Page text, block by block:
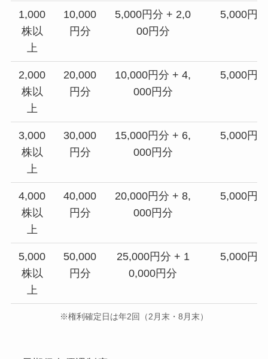
1,000
株以
上
10,000
円分
5,000円分 + 2,0
00円分
5,000円
2,000
株以
上
20,000
円分
10,000円分 + 4,
000円分
5,000円
3,000
株以
上
30,000
円分
15,000円分 + 6,
000円分
5,000円
4,000
株以
上
40,000
円分
20,000円分 + 8,
000円分
5,000円
5,000
株以
上
50,000
円分
25,000円分 + 1
0,000円分
5,000円
※権利確定日は年2回（2月末・8月末）